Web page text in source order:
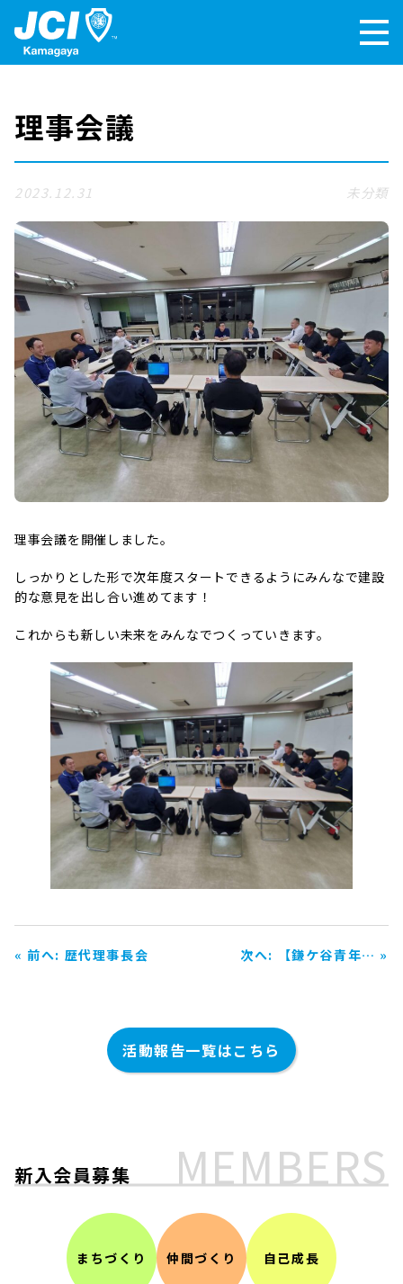
ホーム
鎌ケ谷青年会議所とは
理事会議
2023.12.31 未分類
理事会議を開催しました。
しっかりとした形で次年度スタートできるようにみんなで建設
的な意見を出し合い進めてます！
これからも新しい未来をみんなでつくっていきます。
« 前へ: 歴代理事長会 次へ: 【鎌ケ谷青年… »
活動報告一覧はこちら
新入会員募集 MEMBERS
まちづくり 仲間づくり 自己成長